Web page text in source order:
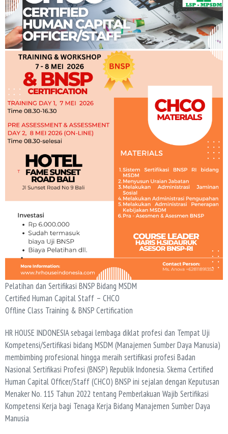
Pelatihan dan Sertifikasi BNSP Bidang MSDM
Certified Human Capital Staff – CHCO
Offline Class Training & BNSP Certification
HR HOUSE INDONESIA sebagai lembaga diklat profesi dan Tempat Uji
Kompetensi/Sertifikasi bidang MSDM (Manajemen Sumber Daya Manusia)
membimbing profesional hingga meraih sertifikasi profesi Badan
Nasional Sertifikasi Profesi (BNSP) Republik Indonesia. Skema Certified
Human Capital Officer/Staff (CHCO) BNSP ini sejalan dengan Keputusan
Menaker No. 115 Tahun 2022 tentang Pemberlakuan Wajib Sertifikasi
Kompetensi Kerja bagi Tenaga Kerja Bidang Manajemen Sumber Daya
Manusia